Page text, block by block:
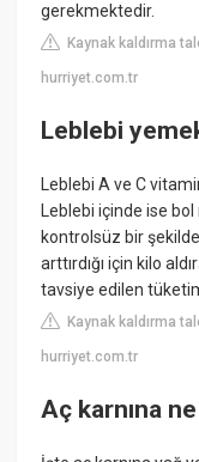
gerekmektedir.
Kaynak kaldırma
hurriyet.com.tr
Leblebi
Leblebi A ve C
Leblebi içinde ise
kontrolsüz bir
arttırdığı için kilo
tavsiye edilen
Kaynak kaldırma
hurriyet.com.tr
Aç karnına